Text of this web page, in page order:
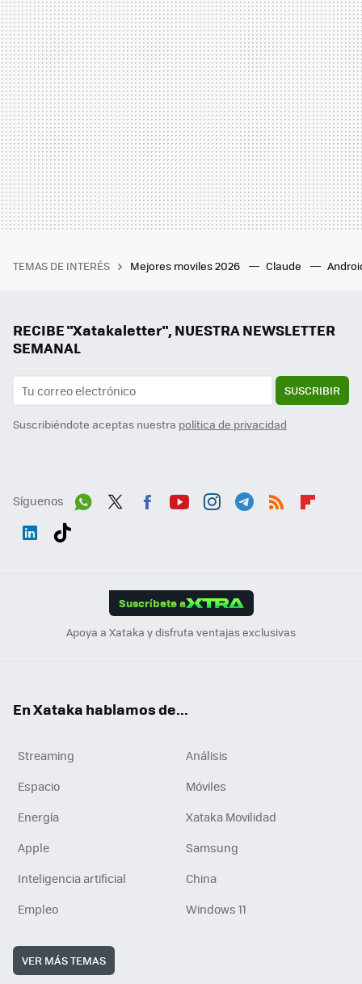
TEMAS DE INTERÉS Mejores moviles 2026 Claude
RECIBE "Xatakaletter", NUESTRA NEWSLETTER
SEMANAL
SUSCRIBIR
Suscribiéndote aceptas nuestra política de privacidad
Síguenos
Suscríbete a
Apoya a Xataka y disfruta ventajas exclusivas
En Xataka hablamos de...
Streaming
Análisis
Espacio
Móviles
Energía
Xataka Movilidad
Apple
Samsung
Inteligencia artificial
China
Empleo
Windows 11
VER MÁS TEMAS